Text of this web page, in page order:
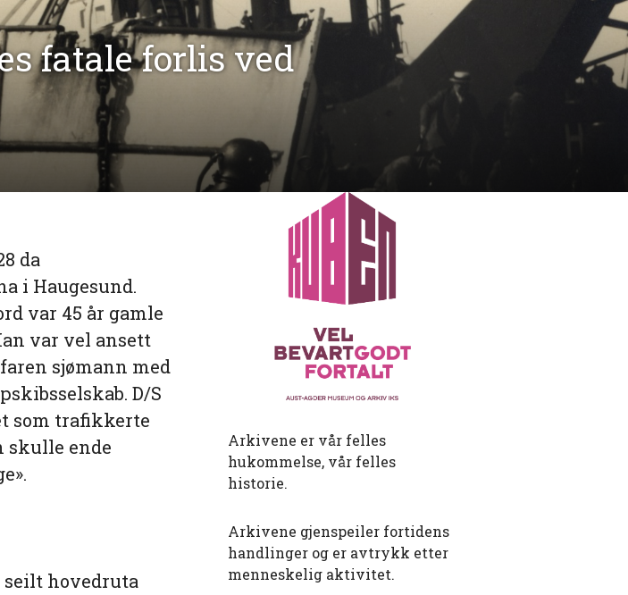
fatale forlis ved
da
i Haugesund.
var 45 år gamle
var vel ansett
sjømann med
D/S
som trafikkerte
skulle ende
seilt hovedruta
Arkivene er vår felles
hukommelse, vår felles
historie.
Arkivene gjenspeiler fortidens
handlinger og er avtrykk etter
menneskelig aktivitet.